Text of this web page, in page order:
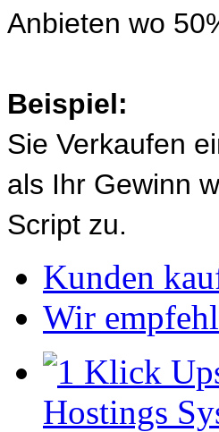
Anbieten wo
Beispiel:
Sie Verkaufen
als Ihr Gewinn
Script zu.
Kunden
Wir
Hostings